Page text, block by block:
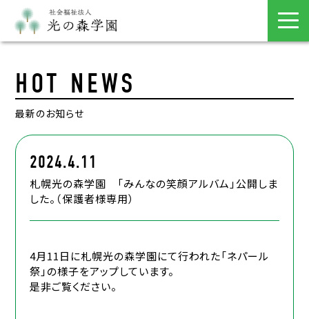
HOT NEWS
最新のお知らせ
2024.4.11
札幌光の森学園 「みんなの笑顔アルバム」公開しま
した。（保護者様専用）
4月11日に札幌光の森学園にて行われた「ネパール
祭」の様子をアップしています。
是非ご覧ください。